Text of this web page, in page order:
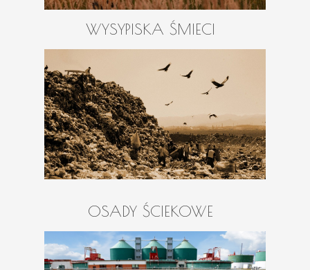
WYSYPISKA ŚMIECI
OSADY ŚCIEKOWE